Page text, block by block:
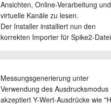
Ansichten, Online-Verarbeitung und
virtuelle Kanäle zu lesen.
Der Installer installiert nun den
korrekten Importer für Spike2-
Messungsgenerierung unter
Verwendung des Ausdrucksmodus
akzeptiert Y-Wert-Ausdrücke wie